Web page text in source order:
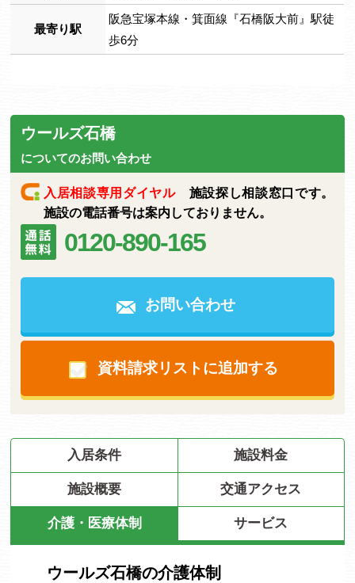
最寄り駅
阪急宝塚本線・箕面線『石橋阪大前』駅徒
歩6分
ウールズ石橋
についてのお問い合わせ
入居相談専用ダイヤル施設探し相談窓口です。
施設の電話番号は案内しておりません。
0120-890-165
お問い合わせ
資料請求リストに追加する
入居条件 施設料金
施設概要 交通アクセス
介護・医療体制 サービス
ウールズ石橋の介護体制